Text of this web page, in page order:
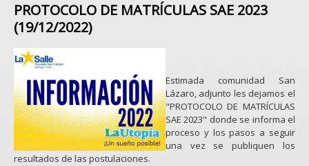
PROTOCOLO DE MATRÍCULAS SAE 2023
(19/12/2022)
Estimada comunidad San
Lázaro, adjunto les dejamos el
"PROTOCOLO DE MATRÍCULAS
SAE 2023" donde se informa el
proceso y los pasos a seguir
una vez se publiquen los
resultados de las postulaciones.